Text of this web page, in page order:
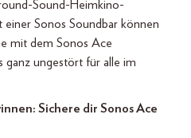
Sound-Heimkino-
Sonos Soundbar können
mit dem Sonos Ace
ganz ungestört für alle im
Sichere dir Sonos Ace